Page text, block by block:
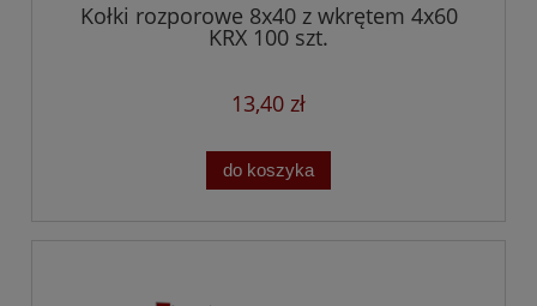
Kołki rozporowe 8x40 z wkrętem 4x60
KRX 100 szt.
13,40 zł
do koszyka